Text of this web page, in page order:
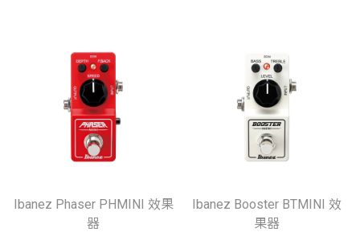
Ibanez Phaser PHMINI 效果
器
Ibanez Booster BTMINI 效
果器